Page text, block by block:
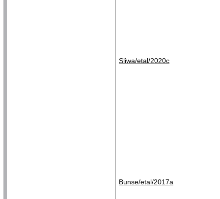
Sliwa/etal/2020c
Bunse/etal/2017a